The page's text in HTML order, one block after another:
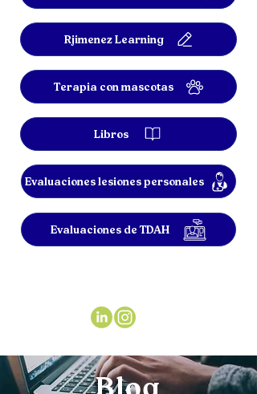
Rjimenez Learning
Terapia con mascotas
Libros
Evaluaciones lesiones personales
Evaluaciones de TDAH